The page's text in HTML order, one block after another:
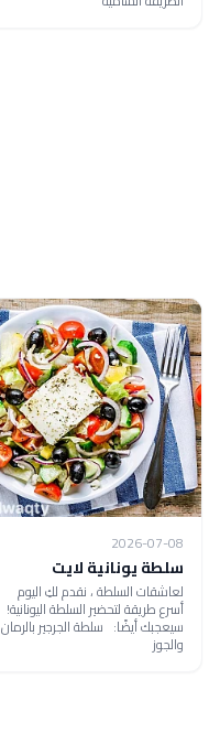
2026-07-08
سلطة يونانية لايت
لعاشقات السلطة ، نقدم لكِ اليوم
أسرع طريقة لتحضير السلطة اليونانية!
سيعجبك أيضًا: سلطة الجرجير بالرمان
والجوز